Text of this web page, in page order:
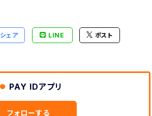
シェア LINE ポスト
PAY IDアプリ
フォローする